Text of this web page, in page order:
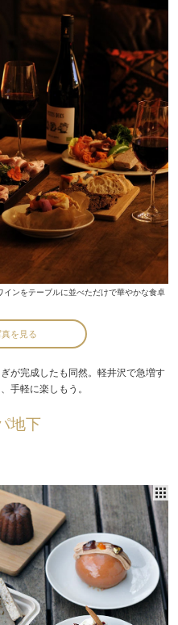
ンをテーブルに並べただけで華やかな食卓
を見る
が完成したも同然。軽井沢で急増す
手軽に楽しもう。
地下